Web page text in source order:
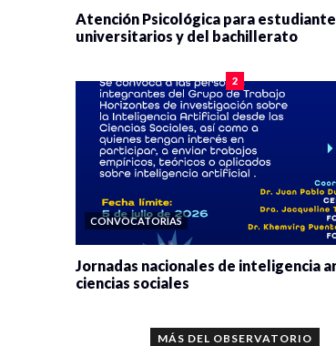
Atención Psicológica para
universitarios y del bachillerato
2
CONVOCATORIAS
Jornadas nacionales de inteligencia
ciencias sociales
MÁS DEL OBSERVATORIO